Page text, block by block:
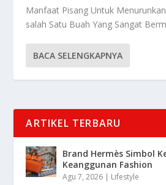
Manfaat Pisang Untuk
salah Satu Buah Yang Sangat
BACA SELENGKAPNYA
ARTIKEL TERBARU
Brand Hermès Simbol
Keanggunan Fashion
Agu 7, 2026 | Lifestyle